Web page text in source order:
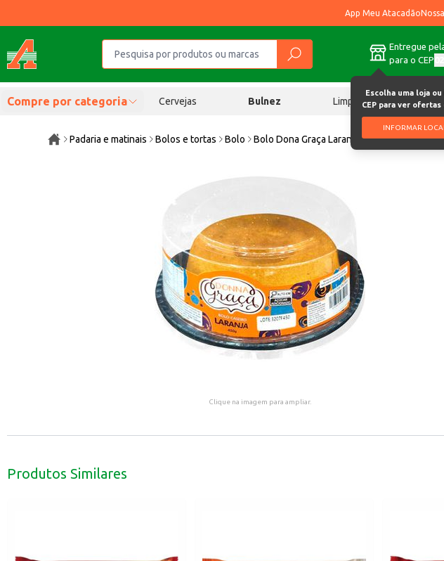
App Meu Atacadão
Entregue
para o CEP
Escolha uma loja
CEP para ver ofertas
INFORMAR
Compre por categoria Cervejas Bulnez Limpeza
Padaria e matinais Bolos e tortas Bolo Bolo Dona Graça Laranja 450g
Clique na imagem para ampliar.
Produtos Similares